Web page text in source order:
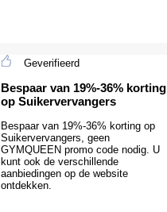
Geverifieerd
Bespaar van 19%-36% korting
op Suikervervangers
Bespaar van 19%-36% korting op
Suikervervangers, geen
GYMQUEEN promo code nodig. U
kunt ook de verschillende
aanbiedingen op de website
ontdekken.